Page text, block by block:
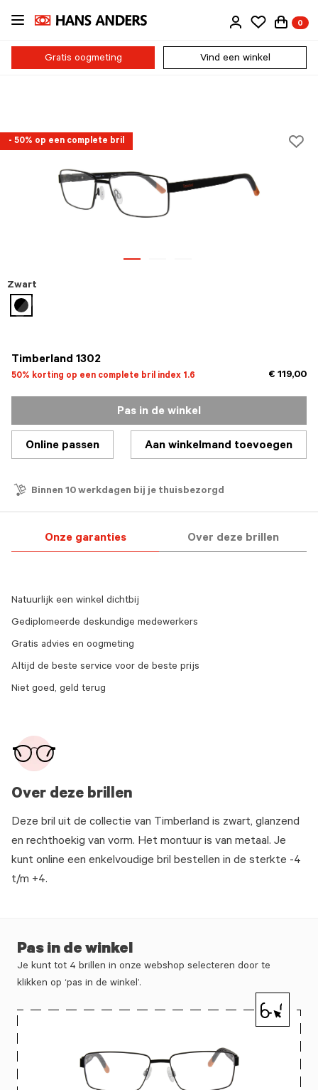
Ga
naar
inhoud
0
Gratis oogmeting Vind een winkel
- 50% op een complete bril
Timberland 1302
50% korting op een complete bril index 1.6 € 119,00
Zwart
geselecteerd
Pas in de winkel
Online passen Aan winkelmand toevoegen
Binnen 10 werkdagen bij je thuisbezorgd
Onze garanties Over deze brillen
Over deze brillen
Deze bril uit de collectie van Timberland is zwart, glanzend
en rechthoekig van vorm. Het montuur is van metaal. Je
kunt online een enkelvoudige bril bestellen in de sterkte -4
t/m +4.
Natuurlijk een winkel dichtbij
Gediplomeerde deskundige medewerkers
Gratis advies en oogmeting
Altijd de beste service voor de beste prijs
Niet goed, geld terug
Pas in de winkel
Je kunt tot 4 brillen in onze webshop selecteren door te
klikken op ‘pas in de winkel’.